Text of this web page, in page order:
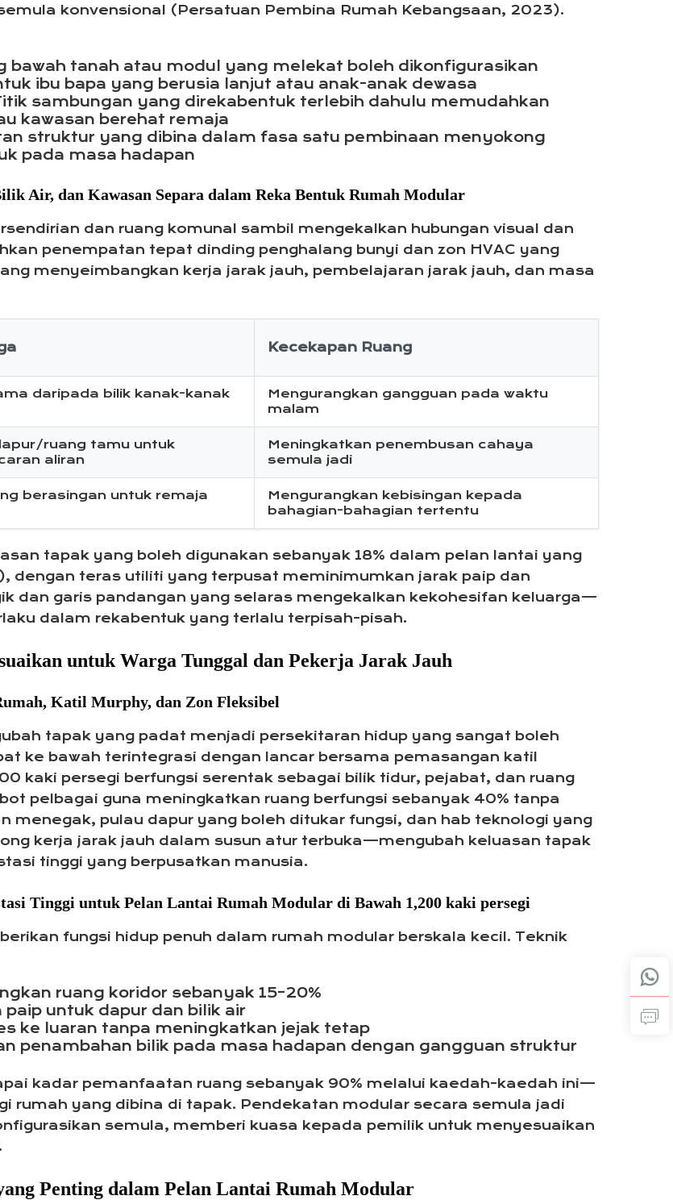
konvensional (Persatuan Pembina Rumah Kebangsaan, 2023).
bawah tanah atau modul yang melekat boleh dikonfigurasikan
ibu bapa yang berusia lanjut atau anak-anak dewasa
sambungan yang direkabentuk terlebih dahulu memudahkan
kawasan berehat remaja
struktur yang dibina dalam fasa satu pembinaan menyokong
pada masa hadapan
Air, dan Kawasan Separa dalam Reka Bentuk Rumah Modular
dan ruang komunal sambil mengekalkan hubungan visual dan
penempatan tepat dinding penghalang bunyi dan zon HVAC yang
menyeimbangkan kerja jarak jauh, pembelajaran jarak jauh, dan masa
Kecekapan Ruang
daripada bilik kanak-kanak
Mengurangkan gangguan pada waktu
malam
ruang tamu untuk
aliran
Meningkatkan penembusan cahaya
semula jadi
berasingan untuk remaja
Mengurangkan kebisingan kepada
bahagian-bahagian tertentu
tapak yang boleh digunakan sebanyak 18% dalam pelan lantai yang
dengan teras utiliti yang terpusat meminimumkan jarak paip dan
dan garis pandangan yang selaras mengekalkan kekohesifan keluarga—
dalam rekabentuk yang terlalu terpisah-pisah.
untuk Warga Tunggal dan Pekerja Jarak Jauh
Katil Murphy, dan Zon Fleksibel
tapak yang padat menjadi persekitaran hidup yang sangat boleh
ke bawah terintegrasi dengan lancar bersama pemasangan katil
kaki persegi berfungsi serentak sebagai bilik tidur, pejabat, dan ruang
pelbagai guna meningkatkan ruang berfungsi sebanyak 40% tanpa
menegak, pulau dapur yang boleh ditukar fungsi, dan hab teknologi yang
kerja jarak jauh dalam susun atur terbuka—mengubah keluasan tapak
tinggi yang berpusatkan manusia.
Tinggi untuk Pelan Lantai Rumah Modular di Bawah 1,200 kaki persegi
fungsi hidup penuh dalam rumah modular berskala kecil. Teknik
ruang koridor sebanyak 15–20%
untuk dapur dan bilik air
ke luaran tanpa meningkatkan jejak tetap
penambahan bilik pada masa hadapan dengan gangguan struktur
kadar pemanfaatan ruang sebanyak 90% melalui kaedah-kaedah ini—
rumah yang dibina di tapak. Pendekatan modular secara semula jadi
semula, memberi kuasa kepada pemilik untuk menyesuaikan
Penting dalam Pelan Lantai Rumah Modular